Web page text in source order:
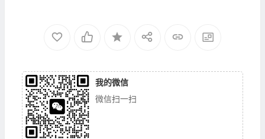
我的微信
微信扫一扫